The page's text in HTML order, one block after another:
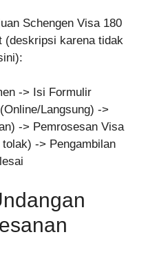
Schengen Visa 180
(deskripsi karena tidak
-> Isi Formulir
Langsung) ->
-> Pemrosesan Visa
-> Pengambilan